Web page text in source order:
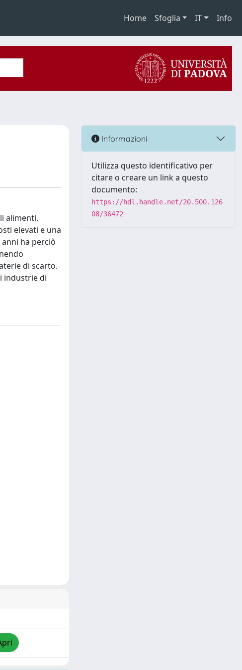
Home Sfoglia IT Info
alimenti.
elevati e una
ha perciò
di scarto.
industrie di
Informazioni
Utilizza questo identificativo per
citare o creare un link a questo
documento:
https://hdl.handle.net/20.500.126
08/36472